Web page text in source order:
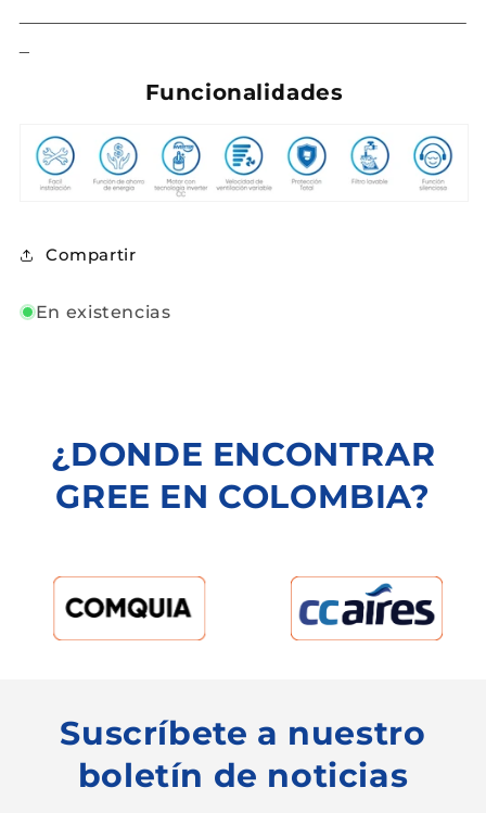
Funcionalidades
Compartir
En existencias
¿DONDE ENCONTRAR
GREE EN COLOMBIA?
Suscríbete a nuestro
boletín de noticias